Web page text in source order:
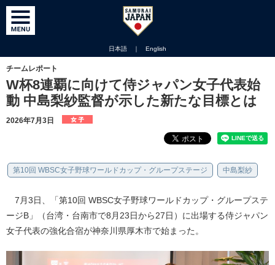
日本語 ｜ English
チームレポート
W杯8連覇に向けて侍ジャパン女子代表始
動 中島梨紗監督が示した新たな目標とは
2026年7月3日
第10回 WBSC女子野球ワールドカップ・グループステージ 中島梨紗
7月3日、「第10回 WBSC女子野球ワールドカップ・グループステ
ージB」（台湾・台南市で8月23日から27日）に出場する侍ジャパン
女子代表の強化合宿が神奈川県厚木市で始まった。